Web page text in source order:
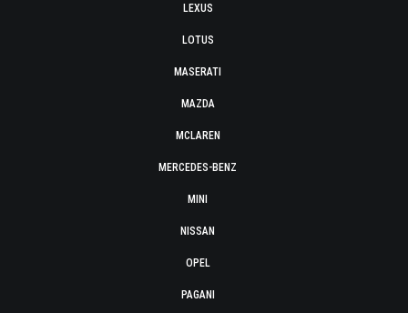
LEXUS
LOTUS
MASERATI
MAZDA
MCLAREN
MERCEDES-BENZ
MINI
NISSAN
OPEL
PAGANI